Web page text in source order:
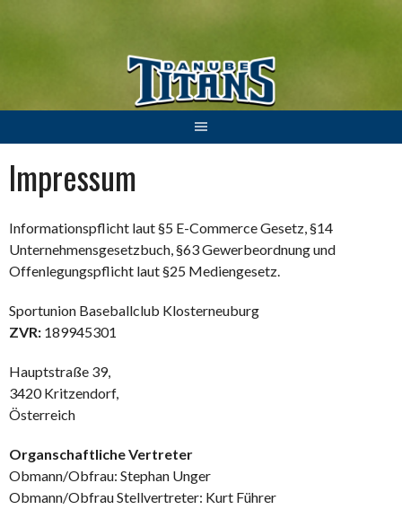
Impressum
Informationspflicht laut §5 E-Commerce Gesetz, §14
Unternehmensgesetzbuch, §63 Gewerbeordnung und
Offenlegungspflicht laut §25 Mediengesetz.
Sportunion Baseballclub Klosterneuburg
ZVR: 189945301
Hauptstraße 39,
3420 Kritzendorf,
Österreich
Organschaftliche Vertreter
Obmann/Obfrau: Stephan Unger
Obmann/Obfrau Stellvertreter: Kurt Führer